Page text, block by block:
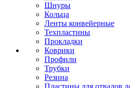
Шнуры
Кольца
Ленты конвейерные
Техпластины
Прокладки
Коврики
Профили
Трубки
Резина